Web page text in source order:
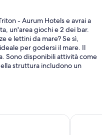
- Aurum Hotels e avrai a
un'area giochi e 2 dei bar.
e lettini da mare? Se sì,
per godersi il mare. Il
Sono disponibili attività come
struttura includono un
Hotel